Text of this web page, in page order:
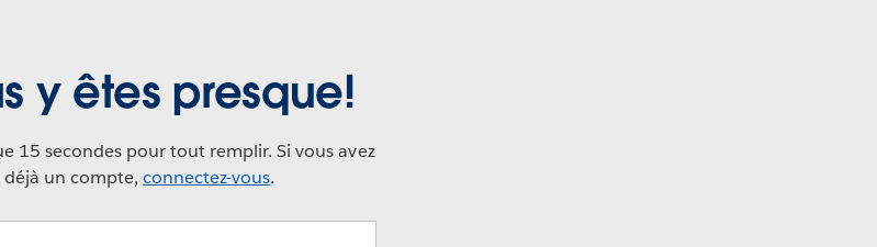
y êtes presque!
15 secondes pour tout remplir. Si vous avez
déjà un compte, connectez-vous.